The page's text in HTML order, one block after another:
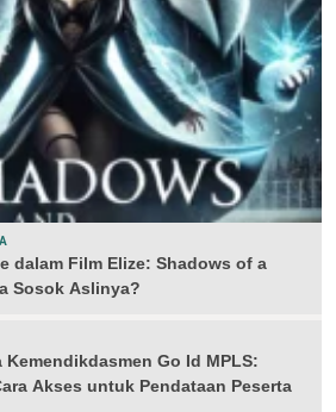
dalam Film Elize: Shadows of a
Sosok Aslinya?
Kemendikdasmen Go Id MPLS:
Akses untuk Pendataan Peserta